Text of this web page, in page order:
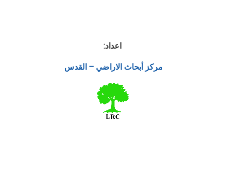
اعداد:
مركز أبحاث الاراضي – القدس